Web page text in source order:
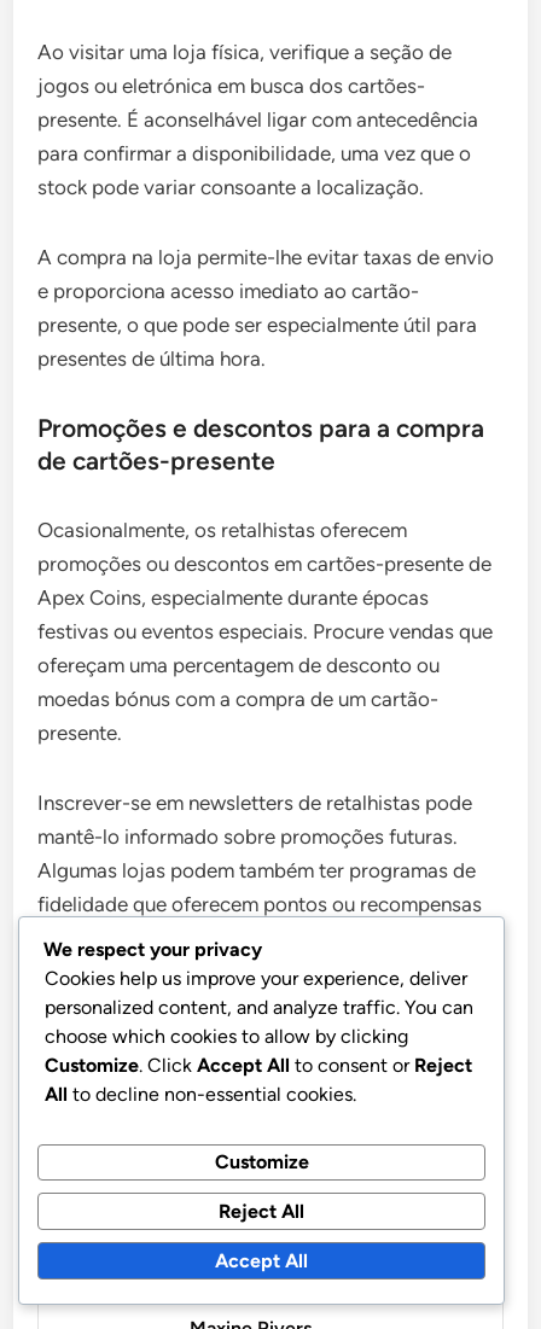
Ao visitar uma loja física, verifique a seção de
jogos ou eletrónica em busca dos cartões-
presente. É aconselhável ligar com antecedência
para confirmar a disponibilidade, uma vez que o
stock pode variar consoante a localização.
A compra na loja permite-lhe evitar taxas de envio
e proporciona acesso imediato ao cartão-
presente, o que pode ser especialmente útil para
presentes de última hora.
Promoções e descontos para a compra
de cartões-presente
Ocasionalmente, os retalhistas oferecem
promoções ou descontos em cartões-presente de
Apex Coins, especialmente durante épocas
festivas ou eventos especiais. Procure vendas que
ofereçam uma percentagem de desconto ou
moedas bónus com a compra de um cartão-
presente.
Inscrever-se em newsletters de retalhistas pode
mantê-lo informado sobre promoções futuras.
Algumas lojas podem também ter programas de
fidelidade que oferecem pontos ou recompensas
pela compra de cartões-presente.
Tenha cuidado com ofertas que parecem boas
demais para ser verdade, pois podem vir de
vendedores não autorizados. Verifique sempre a
legitimidade da promoção antes de fazer uma
compra.
We respect your privacy
Cookies help us improve your experience, deliver
personalized content, and analyze traffic. You can
choose which cookies to allow by clicking
Customize. Click Accept All to consent or Reject
All to decline non-essential cookies.
Customize
Reject All
Accept All